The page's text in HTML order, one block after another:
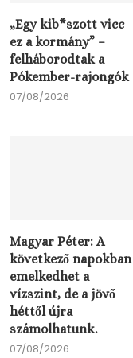
07/08/2026
„Egy kib*szott vicc
ez a kormány” –
felháborodtak a
Pókember-rajongók
07/08/2026
Magyar Péter: A
következő napokban
emelkedhet a
vízszint, de a jövő
héttől újra
számolhatunk.
07/08/2026